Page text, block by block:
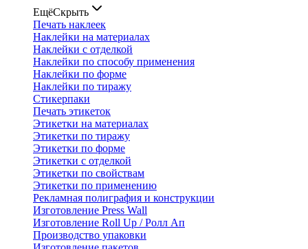
ЕщёСкрыть
Печать наклеек
Наклейки на материалах
Наклейки с отделкой
Наклейки по способу применения
Наклейки по форме
Наклейки по тиражу
Стикерпаки
Печать этикеток
Этикетки на материалах
Этикетки по тиражу
Этикетки по форме
Этикетки с отделкой
Этикетки по свойствам
Этикетки по применению
Рекламная полиграфия и конструкции
Изготовление Press Wall
Изготовление Roll Up / Ролл Ап
Производство упаковки